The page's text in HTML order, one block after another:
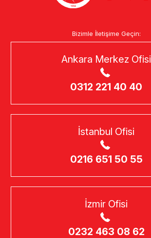
Bizimle İletişime Geçin:
Ankara Merkez Ofisi
0312 221 40 40
İstanbul Ofisi
0216 651 50 55
İzmir Ofisi
0232 463 08 62